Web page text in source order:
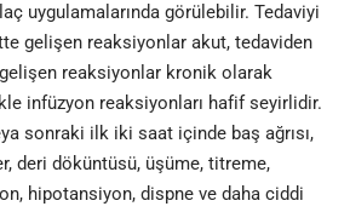
uygulamalarında görülebilir. Tedaviyi
gelişen reaksiyonlar akut, tedaviden
reaksiyonlar kronik olarak
infüzyon reaksiyonları hafif seyirlidir.
sonraki ilk iki saat içinde baş ağrısı,
deri döküntüsü, üşüme, titreme,
hipotansiyon, dispne ve daha ciddi